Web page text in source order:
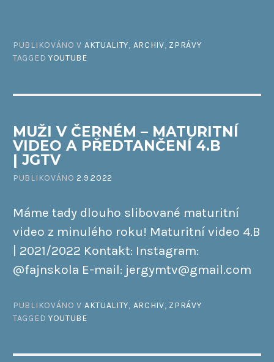
PUBLIKOVÁNO V AKTUALITY, ARCHIV, ZPRÁVY
TAGGED YOUTUBE
MUŽI V ČERNÉM – MATURITNÍ
VIDEO A PŘEDTANČENÍ 4.B
| JGTV
PUBLIKOVÁNO 2.9.2022
Máme tady dlouho slibované maturitní
video z minulého roku! Maturitní video 4.B
| 2021/2022 Kontakt: Instagram:
@fajnskola E-mail: jergymtv@gmail.com
PUBLIKOVÁNO V AKTUALITY, ARCHIV, ZPRÁVY
TAGGED YOUTUBE